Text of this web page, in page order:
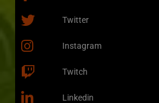
Twitter
Instagram
Twitch
Linkedin